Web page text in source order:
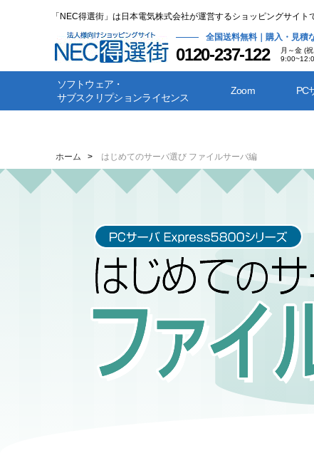
「NEC得選街」は日本電気株式会社が運営するショッピングサイト
全国送料無料｜購入・見積
0120-237-122
月～金 (
ソフトウェア・
サブスクリプションライセンス
Zoom PC
ホーム > はじめてのサーバ選び ファイルサーバ編